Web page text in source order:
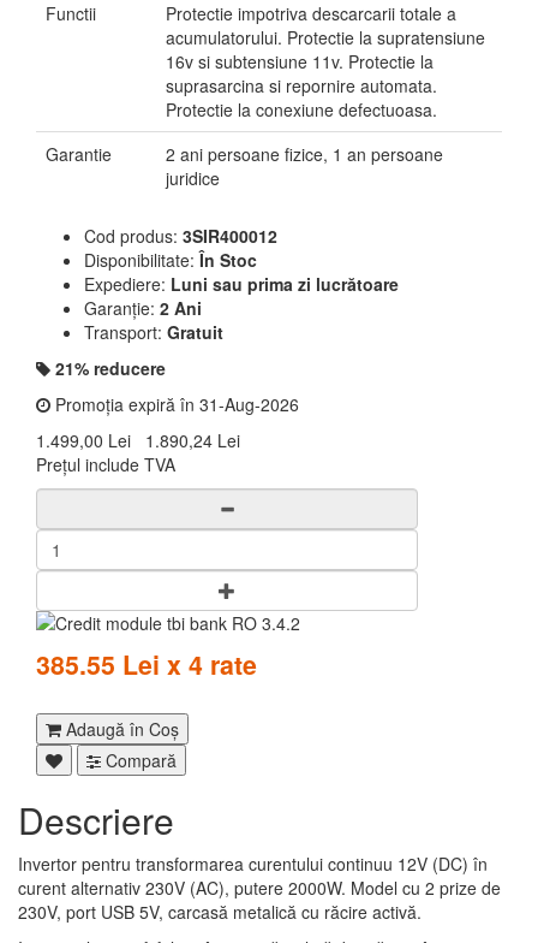
Functii
Protectie impotriva descarcarii totale a
acumulatorului. Protectie la supratensiune
16v si subtensiune 11v. Protectie la
suprasarcina si repornire automata.
Protectie la conexiune defectuoasa.
Garantie
2 ani persoane fizice, 1 an persoane
juridice
Cod produs: 3SIR400012
Disponibilitate: În Stoc
Expediere: Luni sau prima zi lucrătoare
Garanție: 2 Ani
Transport: Gratuit
21% reducere
Promoția expiră în 31-Aug-2026
1.499,00 Lei
1.890,24 Lei
Prețul include TVA
385.55 Lei x 4 rate
Adaugă în Coş
Compară
Descriere
Invertor pentru transformarea curentului continuu 12V (DC) în
curent alternativ 230V (AC), putere 2000W. Model cu 2 prize de
230V, port USB 5V, carcasă metalică cu răcire activă.